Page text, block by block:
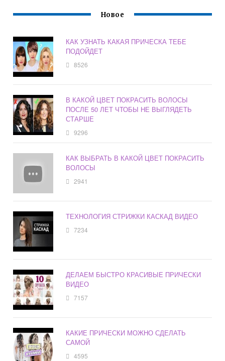
Новое
КАК УЗНАТЬ КАКАЯ ПРИЧЕСКА ТЕБЕ
ПОДОЙДЕТ
8526
В КАКОЙ ЦВЕТ ПОКРАСИТЬ ВОЛОСЫ
ПОСЛЕ 50 ЛЕТ ЧТОБЫ НЕ ВЫГЛЯДЕТЬ
СТАРШЕ
9296
КАК ВЫБРАТЬ В КАКОЙ ЦВЕТ ПОКРАСИТЬ
ВОЛОСЫ
2941
ТЕХНОЛОГИЯ СТРИЖКИ КАСКАД ВИДЕО
7234
ДЕЛАЕМ БЫСТРО КРАСИВЫЕ ПРИЧЕСКИ
ВИДЕО
7157
КАКИЕ ПРИЧЕСКИ МОЖНО СДЕЛАТЬ
САМОЙ
4595